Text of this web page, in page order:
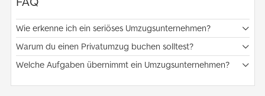
Wie erkenne ich ein seriöses Umzugsunternehmen?
Warum du einen Privatumzug buchen solltest?
Welche Aufgaben übernimmt ein Umzugsunternehmen?